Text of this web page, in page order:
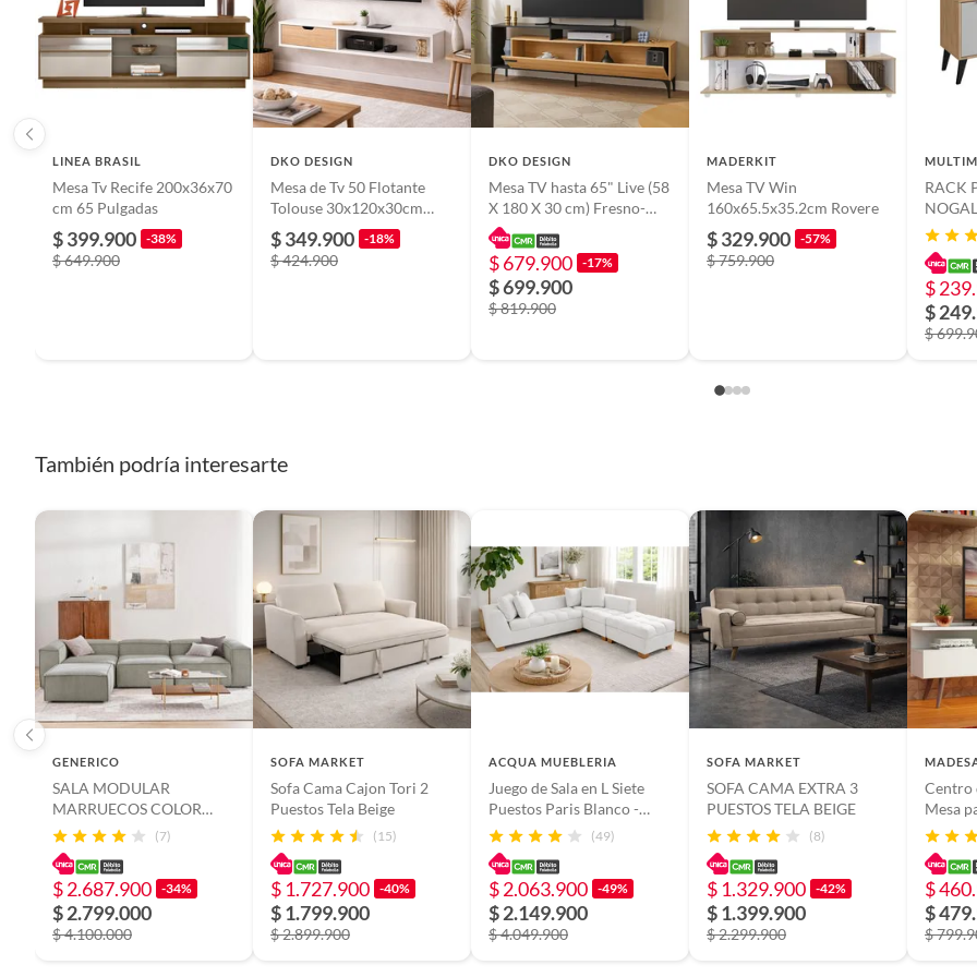
Características
Este panel de TV, fabricado en MDP, está diseñado para soportar un peso máximo de 25 kg. Requiere armado, pero
su dificultad es baja, lo que facilita su instalación. Con una profundidad de 27.7 cm, ofrece espacio suficiente para
organizar tus dispositivos y accesorios. El panel está diseñado para televisores de hasta 49 pulgadas.
Complementa tu
Panel Eros para TV 49” 120x89x27.7 Café
LINEA BRASIL
Mesa Tv Recife 200x36x70
cm 65 Pulgadas
$ 399.900 -38%
$ 649.900
DKO DESIGN
Mesa de Tv 50 Flotante
Tolouse 30x120x30cm
BlancoMadera
$ 349.900 -18%
$ 424.900
DKO DESIGN
Mesa TV hasta 65" Live (58
X 180 X 30 cm) Fresno-
Negro
$ 679.900 -17%
$ 699.900
$ 819.900
MADERKIT
Mesa TV Win
160x65.5x35.2cm Rovere
$ 329.900 -57%
$ 759.900
RACK
$
$
$
También podría interesarte
GENERICO
SALA MODULAR
MARRUECOS COLOR
GRIS EN TELA
ANTIFLUIDOS Y PET
FRIENDLY
(7)
$ 2.687.900 -34%
$ 2.799.000
$ 4.100.000
SOFA MARKET
Sofa Cama Cajon Tori 2
Puestos Tela Beige
(15)
$ 1.727.900 -40%
$ 1.799.900
$ 2.899.900
ACQUA MUEBLERIA
Juego de Sala en L Siete
Puestos Paris Blanco -
Incluye Cojines (49)
$ 2.063.900 -49%
$ 2.149.900
$ 4.049.900
SOFA MARKET
SOFA CAMA EXTRA 3
PUESTOS TELA BEIGE
(8)
$ 1.329.900 -42%
$ 1.399.900
$ 2.299.900
Centro
Mesa
Hasta
$
$
$